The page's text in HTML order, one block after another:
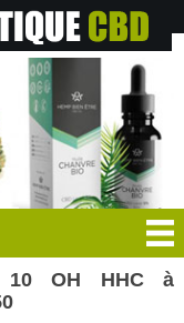
10 OH HHC à